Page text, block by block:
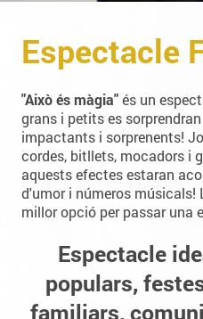
Espectacle
"Això és màgia"és un
grans i petits es
impactants i sorprenents!
cordes, bitllets, mocadors i
aquests efectes estaran
d'umor i números músicals!
millor opció per passar una
Espectacle
populars,
familiars,